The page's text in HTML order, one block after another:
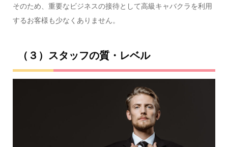
そのため、重要なビジネスの接待として高級キャバクラを利用
するお客様も少なくありません。
（３）スタッフの質・レベル